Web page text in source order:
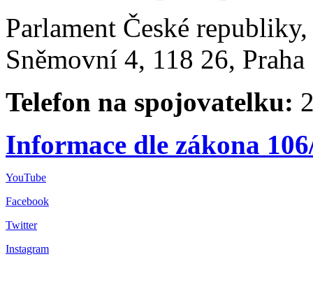
Parlament České
Sněmovní 4, 118 26,
Telefon na spojovatelku:
Informace dle zákona
YouTube
Facebook
Twitter
Instagram